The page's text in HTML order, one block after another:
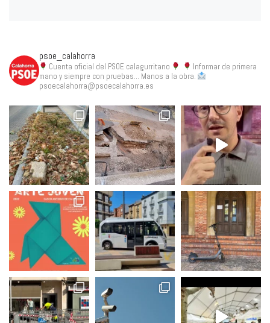
psoe_calahorra
Cuenta oficial del PSOE calagurritano
Informar de primera
mano y siempre con pruebas... Manos a la obra.
psoecalahorra@psoecalahorra.es